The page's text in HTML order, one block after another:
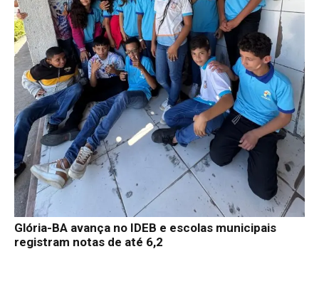
Glória-BA avança no IDEB e escolas municipais
registram notas de até 6,2